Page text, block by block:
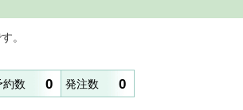
。
約数 0 発注数 0